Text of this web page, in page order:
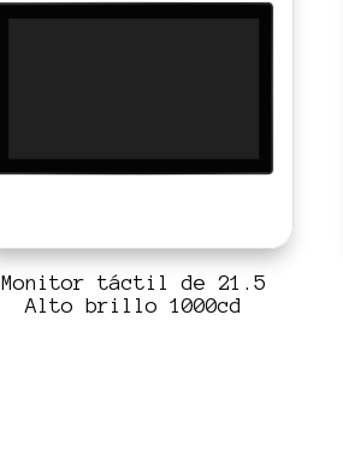
Monitor táctil de 21.5
Alto brillo 1000cd